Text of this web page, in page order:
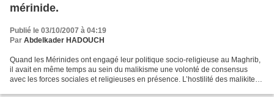
mérinide.
Publié le 03/10/2007 à 04:19
Par Abdelkader HADOUCH
Quand les Mérinides ont engagé leur politique socio-religieuse au Maghrib,
il avait en même temps au sein du malikisme une volonté de consensus
avec les forces sociales et religieuses en présence. L’hostilité des malikites